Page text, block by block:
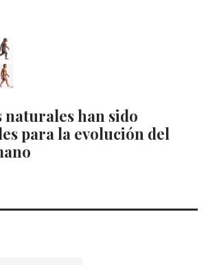
naturales han sido
para la evolución del